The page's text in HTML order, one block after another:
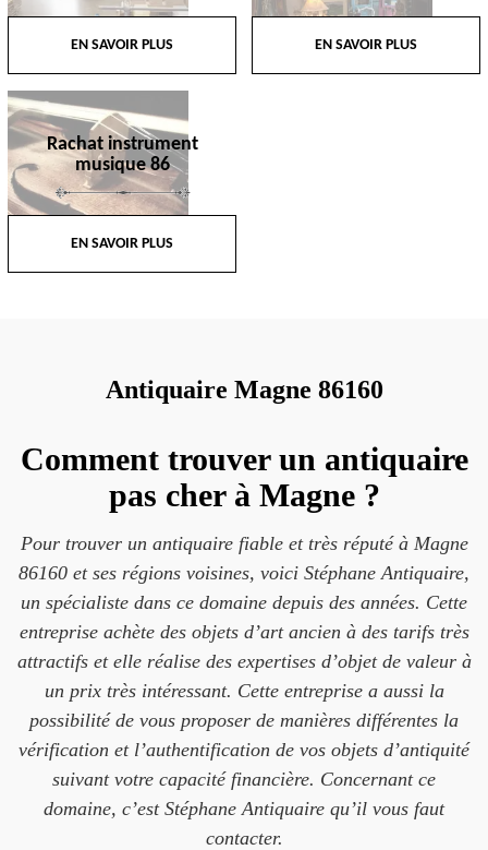
EN SAVOIR PLUS EN SAVOIR PLUS
Rachat instrument
musique 86
EN SAVOIR PLUS
Antiquaire Magne 86160
Comment trouver un antiquaire
pas cher à Magne ?
Pour trouver un antiquaire fiable et très réputé à Magne
86160 et ses régions voisines, voici Stéphane Antiquaire,
un spécialiste dans ce domaine depuis des années. Cette
entreprise achète des objets d’art ancien à des tarifs très
attractifs et elle réalise des expertises d’objet de valeur à
un prix très intéressant. Cette entreprise a aussi la
possibilité de vous proposer de manières différentes la
vérification et l’authentification de vos objets d’antiquité
suivant votre capacité financière. Concernant ce
domaine, c’est Stéphane Antiquaire qu’il vous faut
contacter.